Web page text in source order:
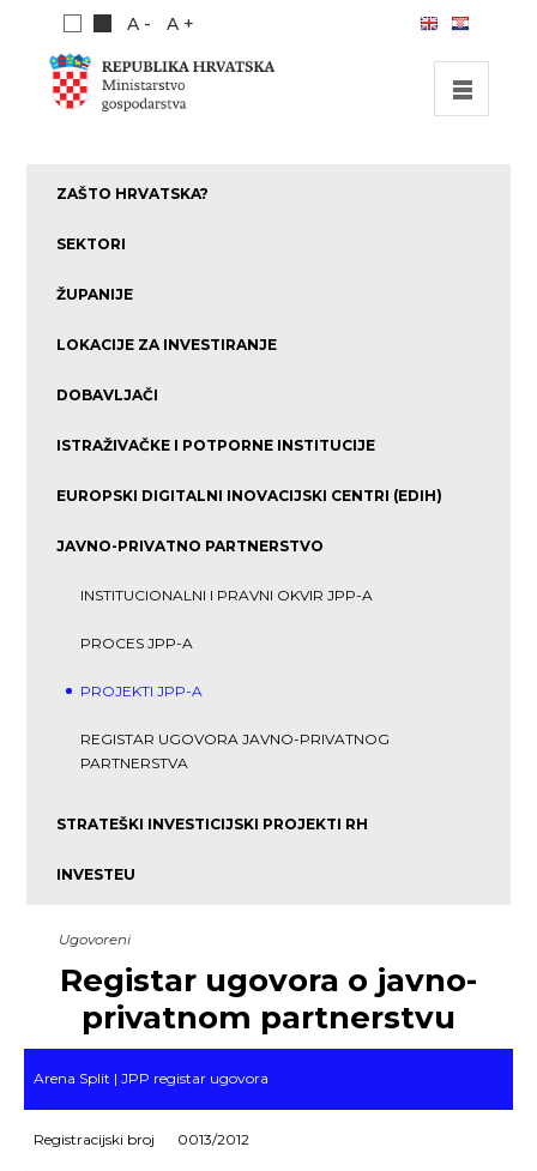
A - A +
PUBLIKACIJE
ZAŠTO HRVATSKA?
SEKTORI
ŽUPANIJE
LOKACIJE ZA INVESTIRANJE
DOBAVLJAČI
ISTRAŽIVAČKE I POTPORNE INSTITUCIJE
EUROPSKI DIGITALNI INOVACIJSKI CENTRI (EDIH)
JAVNO-PRIVATNO PARTNERSTVO
INSTITUCIONALNI I PRAVNI OKVIR JPP-A
PROCES JPP-A
PROJEKTI JPP-A
REGISTAR UGOVORA JAVNO-PRIVATNOG
PARTNERSTVA
STRATEŠKI INVESTICIJSKI PROJEKTI RH
INVESTEU
Ugovoreni
Registar ugovora o javno-
privatnom partnerstvu
Arena Split | JPP registar ugovora
Registracijski broj 0013/2012